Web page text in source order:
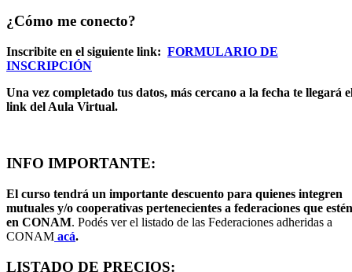
¿Cómo me conecto?
Inscribite en el siguiente link: FORMULARIO DE
INSCRIPCIÓN
Una vez completado tus datos, más cercano a la fecha te llegará
link del Aula Virtual.
INFO IMPORTANTE:
El curso tendrá un importante descuento para quienes integren
mutuales y/o cooperativas pertenecientes a federaciones que estén
en CONAM. Podés ver el listado de las Federaciones adheridas a
CONAM acá.
LISTADO DE PRECIOS: